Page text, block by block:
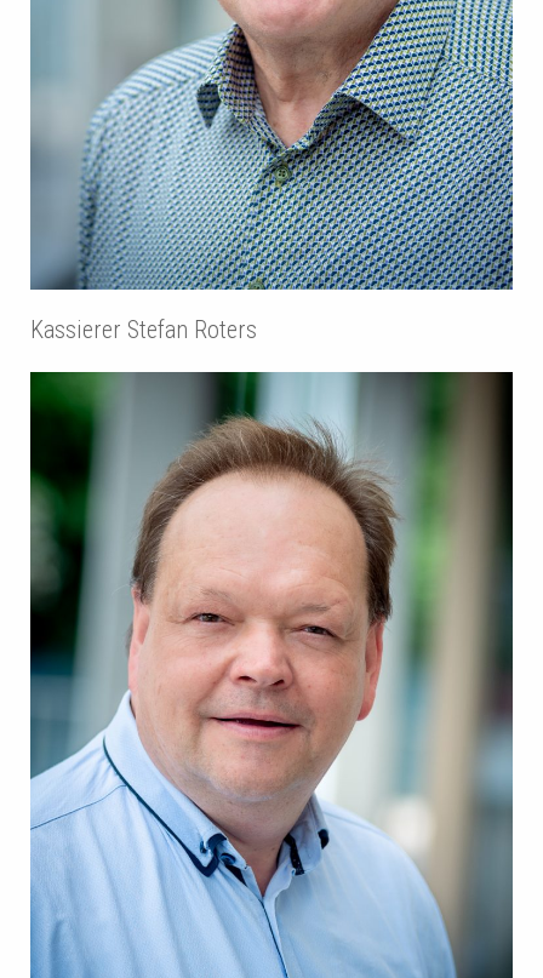
Kassierer Stefan Roters